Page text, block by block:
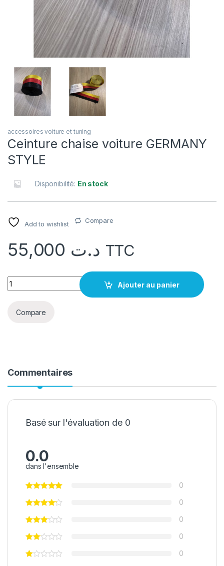
accessoires voiture et tuning
Ceinture chaise voiture GERMANY
STYLE
Disponibilité: En stock
Add to wishlist Compare
د.ت TTC
quantité Ceinture chaise voiture GERMANY STYLE
Ajouter au panier
Compare
Commentaires
Basé sur l'évaluation de 0
0.0
dans l'ensemble
0
0
0
0
0